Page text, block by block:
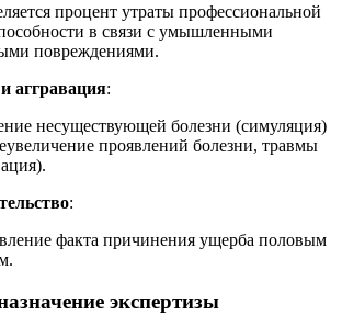
процент утраты профессиональной
в связи с умышленными
повреждениями.
аггравация:
несуществующей болезни (симуляция)
проявлений болезни, травмы
:
факта причинения ущерба половым
экспертизы